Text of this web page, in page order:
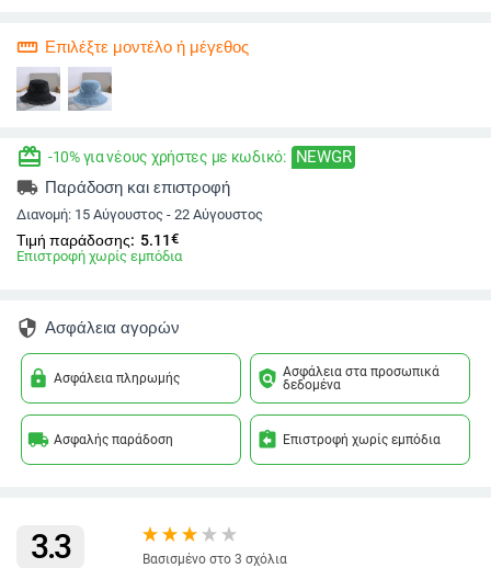
straighten Επιλέξτε μοντέλο ή μέγεθος
redeem -10% για νέους χρήστες με κωδικό: NEWGR
local_shipping Παράδοση και επιστροφή
Διανομή: 15 Αύγουστος - 22 Αύγουστος
Τιμή παράδοσης: 5.11€
Επιστροφή χωρίς εμπόδια
security Ασφάλεια αγορών
lock Ασφάλεια πληρωμής policy Ασφάλεια στα προσωπικά
δεδομένα
local_shipping Ασφαλής παράδοση assignment_return Επιστροφή χωρίς εμπόδια
3.3 Βασισμένο στο 3 σχόλια